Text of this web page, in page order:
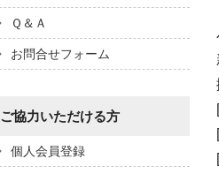
Ｑ＆Ａ
お問合せフォーム
ご協力いただける方
個人会員登録